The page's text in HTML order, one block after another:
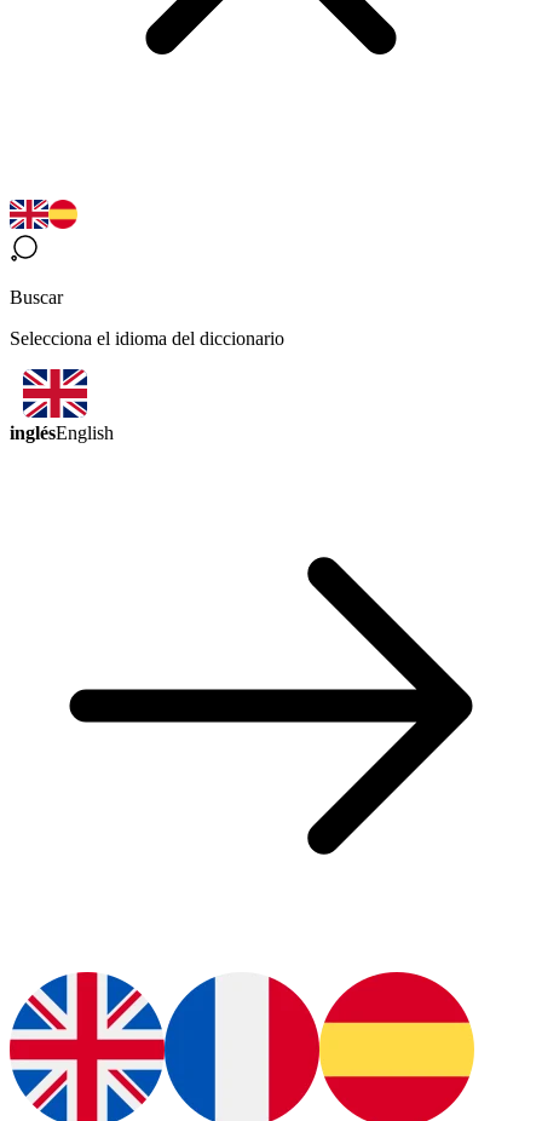
Buscar
Selecciona el idioma del diccionario
inglésEnglish